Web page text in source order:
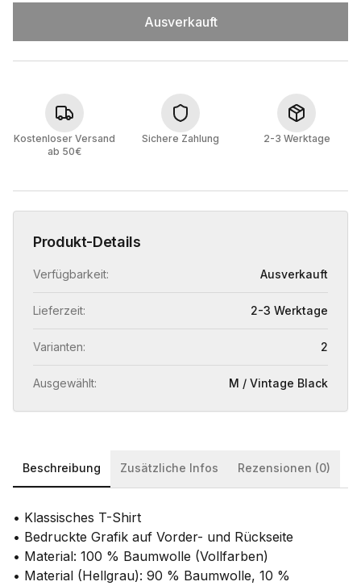
Ausverkauft
Kostenloser Versand
ab 50€
Sichere Zahlung 2-3 Werktage
Produkt-Details
Verfügbarkeit: Ausverkauft
Lieferzeit: 2-3 Werktage
Varianten: 2
Ausgewählt: M / Vintage Black
Beschreibung Zusätzliche Infos Rezensionen (0)
• Klassisches T-Shirt
• Bedruckte Grafik auf Vorder- und Rückseite
• Material: 100 % Baumwolle (Vollfarben)
• Material (Hellgrau): 90 % Baumwolle, 10 %